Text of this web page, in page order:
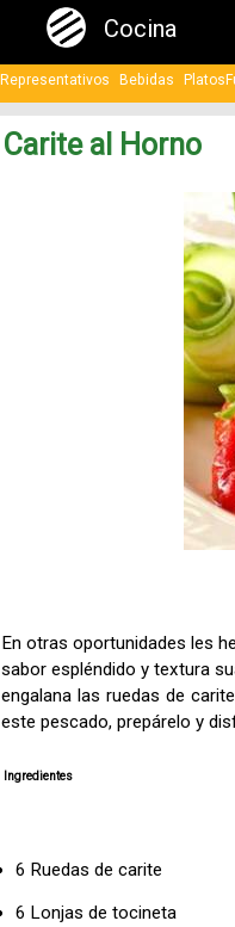
Cocina
Representativos Bebidas
Carite al Horno
En otras oportunidades les
sabor espléndido y textura
engalana las ruedas de
este pescado, prepárelo y
Ingredientes
6 Ruedas de carite
6 Lonjas de tocineta